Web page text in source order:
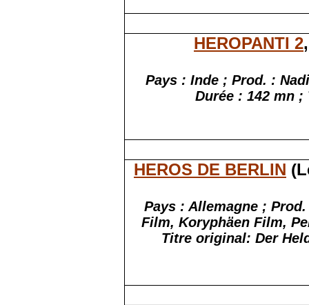
HEROPANTI 2
Pays : Inde ; Prod. :
Durée : 142 mn
HEROS DE BERLIN
Pays : Allemagne ;
Film, KoryphäenFilm,
Titre original: Der